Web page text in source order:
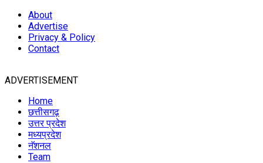
About
Advertise
Privacy & Policy
Contact
ADVERTISEMENT
Home
छत्तीसगढ़
उत्तर प्रदेश
मध्यप्रदेश
नॅशनल
Team